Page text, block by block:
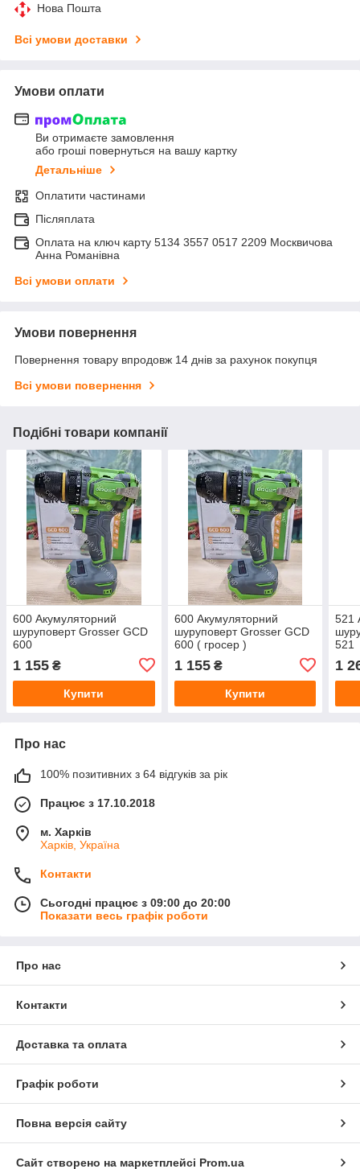
Нова Пошта
Всі умови доставки
Умови оплати
Ви отримаєте замовлення
або гроші повернуться на вашу картку
Детальніше
Оплатити частинами
Післяплата
Оплата на ключ карту 5134 3557 0517 2209 Москвичова
Анна Романівна
Всі умови оплати
Умови повернення
Повернення товару впродовж 14 днів за рахунок покупця
Всі умови повернення
Подібні товари компанії
600 Акумуляторний
шуруповерт Grosser GCD
600
1 155 ₴
Купити
600 Акумуляторний
шуруповерт Grosser GCD
600 ( гросер )
1 155₴
Купити
521
521
1
Про нас
100% позитивних з 64 відгуків за рік
Працює з 17.10.2018
м. Харків
Харків, Україна
Контакти
Сьогодні працює з 09:00 до 20:00
Показати весь графік роботи
Про нас
Контакти
Доставка та оплата
Графік роботи
Повна версія сайту
Сайт створено на маркетплейсі Prom.ua